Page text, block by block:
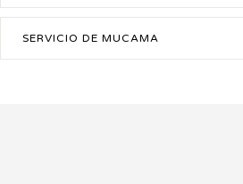
SERVICIO DE MUCAMA